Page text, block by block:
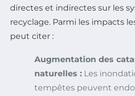
directes et indirectes sur les
recyclage. Parmi les impacts
peut citer :
Augmentation des
naturelles : Les
tempêtes peuvent